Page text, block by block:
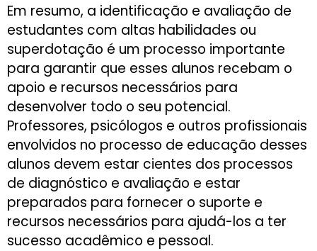
Em resumo, a identificação e avaliação de
estudantes com altas habilidades ou
superdotação é um processo importante
para garantir que esses alunos recebam o
apoio e recursos necessários para
desenvolver todo o seu potencial.
Professores, psicólogos e outros profissionais
envolvidos no processo de educação desses
alunos devem estar cientes dos processos
de diagnóstico e avaliação e estar
preparados para fornecer o suporte e
recursos necessários para ajudá-los a ter
sucesso acadêmico e pessoal.